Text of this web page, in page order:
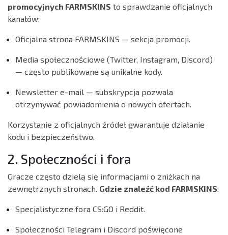
promocyjnych FARMSKINS to sprawdzanie oficjalnych
kanałów:
Oficjalna strona FARMSKINS — sekcja promocji.
Media społecznościowe (Twitter, Instagram, Discord)
— często publikowane są unikalne kody.
Newsletter e-mail — subskrypcja pozwala
otrzymywać powiadomienia o nowych ofertach.
Korzystanie z oficjalnych źródeł gwarantuje działanie
kodu i bezpieczeństwo.
2. Społeczności i fora
Gracze często dzielą się informacjami o zniżkach na
zewnętrznych stronach. Gdzie znaleźć kod FARMSKINS:
Specjalistyczne fora CS:GO i Reddit.
Społeczności Telegram i Discord poświęcone